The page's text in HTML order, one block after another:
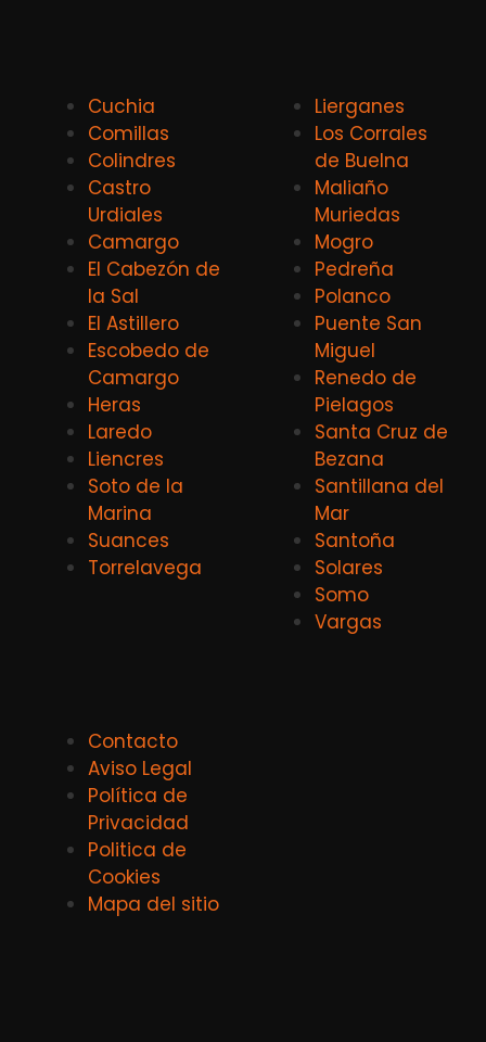
Cuchia
Comillas
Colindres
Castro
Urdiales
Camargo
El Cabezón de
la Sal
El Astillero
Escobedo de
Camargo
Heras
Laredo
Liencres
Soto de la
Marina
Suances
Torrelavega
Lierganes
Los Corrales
de Buelna
Maliaño
Muriedas
Mogro
Pedreña
Polanco
Puente San
Miguel
Renedo de
Pielagos
Santa Cruz de
Bezana
Santillana del
Mar
Santoña
Solares
Somo
Vargas
Contacto
Aviso Legal
Política de
Privacidad
Politica de
Cookies
Mapa del sitio